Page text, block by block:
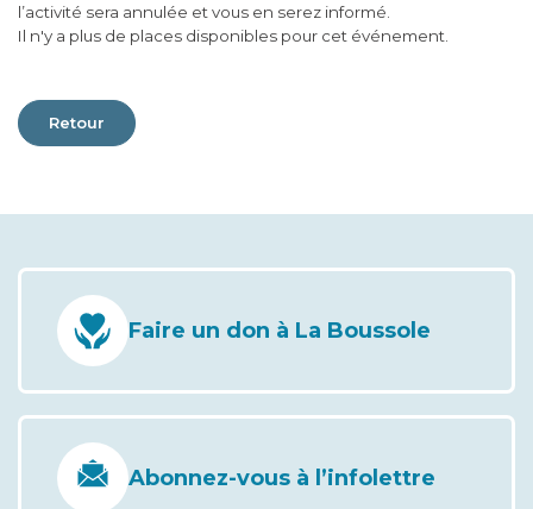
l’activité sera annulée et vous en serez informé.
Il n'y a plus de places disponibles pour cet événement.
Retour
Faire un don à La Boussole
Abonnez-vous à l’infolettre